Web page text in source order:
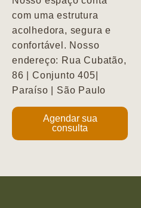
com uma estrutura
acolhedora, segura e
confortável. Nosso
endereço: Rua Cubatão,
86 | Conjunto 405|
Paraíso | São Paulo
Agendar sua
consulta